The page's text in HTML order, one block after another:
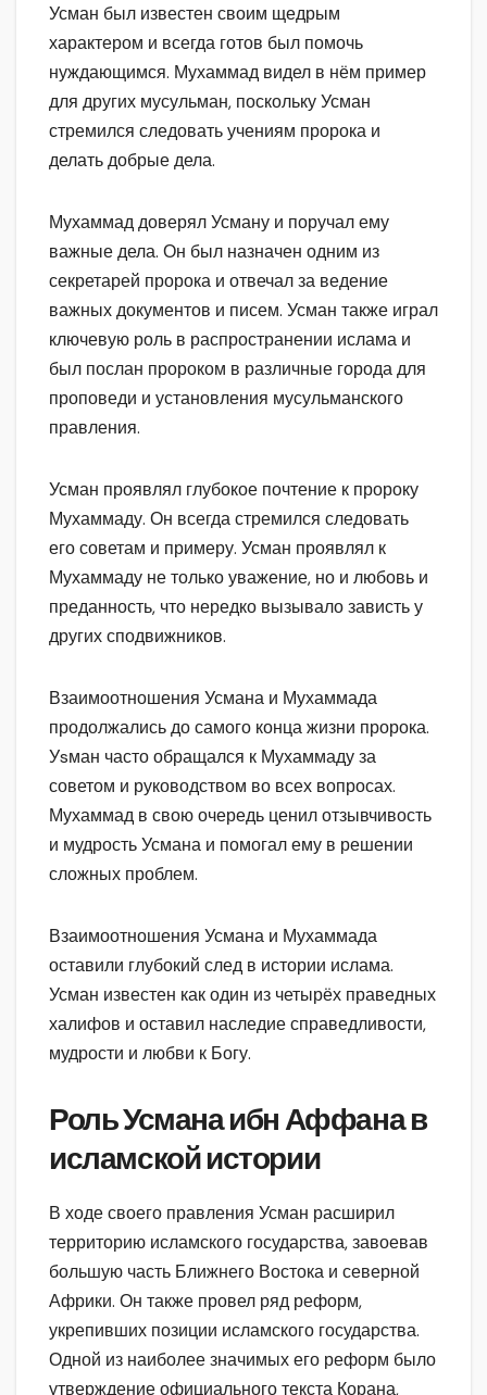
Усман был известен своим щедрым
характером и всегда готов был помочь
нуждающимся. Мухаммад видел в нём пример
для других мусульман, поскольку Усман
стремился следовать учениям пророка и
делать добрые дела.
Мухаммад доверял Усману и поручал ему
важные дела. Он был назначен одним из
секретарей пророка и отвечал за ведение
важных документов и писем. Усман также играл
ключевую роль в распространении ислама и
был послан пророком в различные города для
проповеди и установления мусульманского
правления.
Усман проявлял глубокое почтение к пророку
Мухаммаду. Он всегда стремился следовать
его советам и примеру. Усман проявлял к
Мухаммаду не только уважение, но и любовь и
преданность, что нередко вызывало зависть у
других сподвижников.
Взаимоотношения Усмана и Мухаммада
продолжались до самого конца жизни пророка.
Уsман часто обращался к Мухаммаду за
советом и руководством во всех вопросах.
Мухаммад в свою очередь ценил отзывчивость
и мудрость Усмана и помогал ему в решении
сложных проблем.
Взаимоотношения Усмана и Мухаммада
оставили глубокий след в истории ислама.
Усман известен как один из четырёх праведных
халифов и оставил наследие справедливости,
мудрости и любви к Богу.
Роль Усмана ибн Аффана в
исламской истории
В ходе своего правления Усман расширил
территорию исламского государства, завоевав
большую часть Ближнего Востока и северной
Африки. Он также провел ряд реформ,
укрепивших позиции исламского государства.
Одной из наиболее значимых его реформ было
утверждение официального текста Корана,